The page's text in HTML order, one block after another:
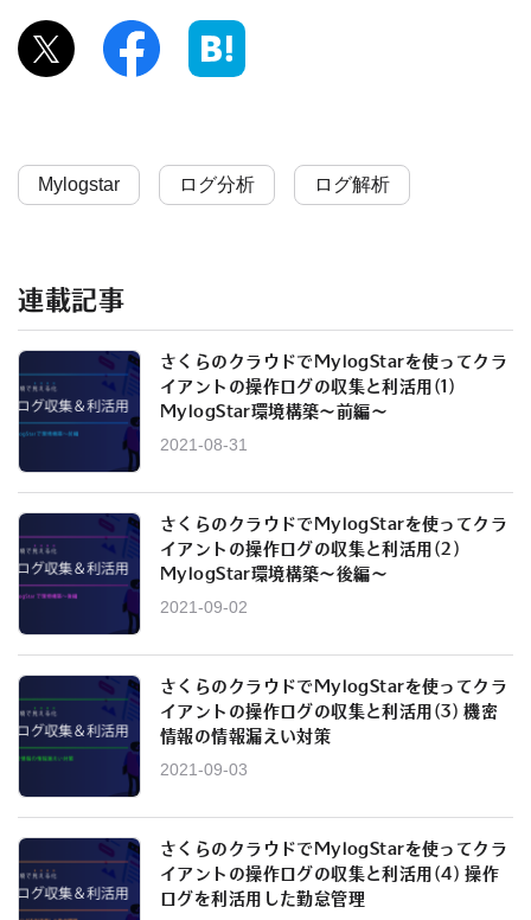
Mylogstar ログ分析 ログ解析
連載記事
さくらのクラウドでMylogStarを使ってクラ
イアントの操作ログの収集と利活用(1)
MylogStar環境構築～前編～
2021-08-31
さくらのクラウドでMylogStarを使ってクラ
イアントの操作ログの収集と利活用(2)
MylogStar環境構築～後編～
2021-09-02
さくらのクラウドでMylogStarを使ってクラ
イアントの操作ログの収集と利活用(3) 機密
情報の情報漏えい対策
2021-09-03
さくらのクラウドでMylogStarを使ってクラ
イアントの操作ログの収集と利活用(4) 操作
ログを利活用した勤怠管理